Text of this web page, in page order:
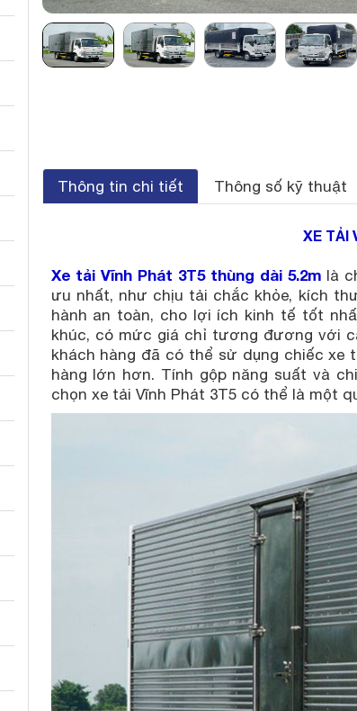
Thông tin chi tiết Thông số kỹ thuật
XE TẢI
Xe tải Vĩnh Phát 3T5 thùng dài 5.2m là
ưu nhất, như chịu tải chắc khỏe, kích
hành an toàn, cho lợi ích kinh tế tốt
khúc, có mức giá chỉ tương đương với
khách hàng đã có thể sử dụng chiếc xe
hàng lớn hơn. Tính gộp năng suất và
chọn xe tải Vĩnh Phát 3T5 có thể là một